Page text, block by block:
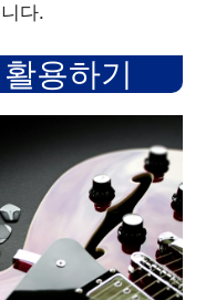
다.
용하기